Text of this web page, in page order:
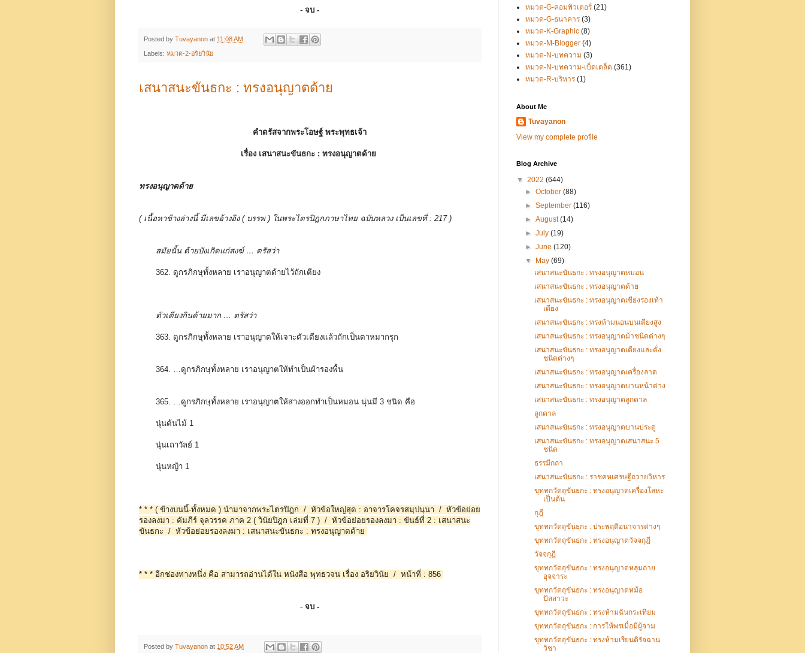
- จบ -
Posted by Tuvayanon at 11:08 AM
Labels: หมวด-2-อริยวินัย
เสนาสนะขันธกะ : ทรงอนุญาตด้าย
คำตรัสจากพระโอษฐ์ พระพุทธเจ้า
เรื่อง เสนาสนะขันธกะ : ทรงอนุญาตด้าย
ทรงอนุญาตด้าย
( เนื้อหาข้างล่างนี้ มีเลขอ้างอิง ( บรรพ ) ในพระไตรปิฎกภาษาไทย ฉบับหลวง เป็นเลขที่ : 217 )
สมัยนั้น ด้ายบังเกิดแก่สงฆ์ … ตรัสว่า
362. ดูกรภิกษุทั้งหลาย เราอนุญาตด้ายไว้ถักเตียง
ตัวเตียงกินด้ายมาก … ตรัสว่า
363. ดูกรภิกษุทั้งหลาย เราอนุญาตให้เจาะตัวเตียงแล้วถักเป็นตาหมากรุก
364. …ดูกรภิกษุทั้งหลาย เราอนุญาตให้ทำเป็นผ้ารองพื้น
365. …ดูกรภิกษุทั้งหลาย เราอนุญาตให้สางออกทำเป็นหมอน นุ่นมี 3 ชนิด คือ
นุ่นต้นไม้ 1
นุ่นเถาวัลย์ 1
นุ่นหญ้า 1
* * * ( ข้างบนนี้-ทั้งหมด ) นำมาจากพระไตรปิฎก / หัวข้อใหญ่สุด : อาจารโคจรสมฺปนฺนา / หัวข้อย่อย
รองลงมา : คัมภีร์ จุลวรรค ภาค 2 ( วินัยปิฎก เล่มที่ 7 ) / หัวข้อย่อยรองลงมา : ขันธ์ที่ 2 : เสนาสนะ
ขันธกะ / หัวข้อย่อยรองลงมา : เสนาสนะขันธกะ : ทรงอนุญาตด้าย
* * * อีกช่องทางหนึ่ง คือ สามารถอ่านได้ใน หนังสือ พุทธวจน เรื่อง อริยวินัย / หน้าที่ : 856
- จบ -
Posted by Tuvayanon at 10:52 AM
หมวด-G-คอมพิวเตอร์ (21)
หมวด-G-ธนาคาร (3)
หมวด-K-Graphic (8)
หมวด-M-Blogger (4)
หมวด-N-บทความ (3)
หมวด-N-บทความ-เบ็ดเตล็ด (361)
หมวด-R-บริหาร (1)
About Me
Tuvayanon
View my complete profile
Blog Archive
▼ 2022 (644)
►October(88)
►September(116)
►August(14)
►July(19)
►June(120)
▼
May(69)
เสนาสนะขันธกะ : ทรงอนุญาตหมอน
เสนาสนะขันธกะ : ทรงอนุญาตด้าย
เสนาสนะขันธกะ : ทรงอนุญาตเขียงรองเท้า
เตียง
เสนาสนะขันธกะ : ทรงห้ามนอนบนเตียงสูง
เสนาสนะขันธกะ : ทรงอนุญาตม้าชนิดต่างๆ
เสนาสนะขันธกะ : ทรงอนุญาตเตียงและตั่ง
ชนิดต่างๆ
เสนาสนะขันธกะ : ทรงอนุญาตเครื่องลาด
เสนาสนะขันธกะ : ทรงอนุญาตบานหน้าต่าง
เสนาสนะขันธกะ : ทรงอนุญาตลูกดาล
ลูกดาล
เสนาสนะขันธกะ : ทรงอนุญาตบานประตู
เสนาสนะขันธกะ : ทรงอนุญาตเสนาสนะ 5
ชนิด
ธรรมีกถา
เสนาสนะขันธกะ : ราชคหเศรษฐีถวายวิหาร
ขุททกวัตถุขันธกะ : ทรงอนุญาตเครื่องโลหะ
เป็นต้น
กุฎี
ขุททกวัตถุขันธกะ : ประพฤติอนาจารต่างๆ
ขุททกวัตถุขันธกะ : ทรงอนุญาตวัจจกุฎี
วัจจกุฎี
ขุททกวัตถุขันธกะ : ทรงอนุญาตหลุมถ่าย
อุจจาระ
ขุททกวัตถุขันธกะ : ทรงอนุญาตหม้อ
ปัสสาวะ
ขุททกวัตถุขันธกะ : ทรงห้ามฉันกระเทียม
ขุททกวัตถุขันธกะ : การให้พรเมื่อมีผู้จาม
ขุททกวัตถุขันธกะ : ทรงห้ามเรียนดิรัจฉาน
วิชา